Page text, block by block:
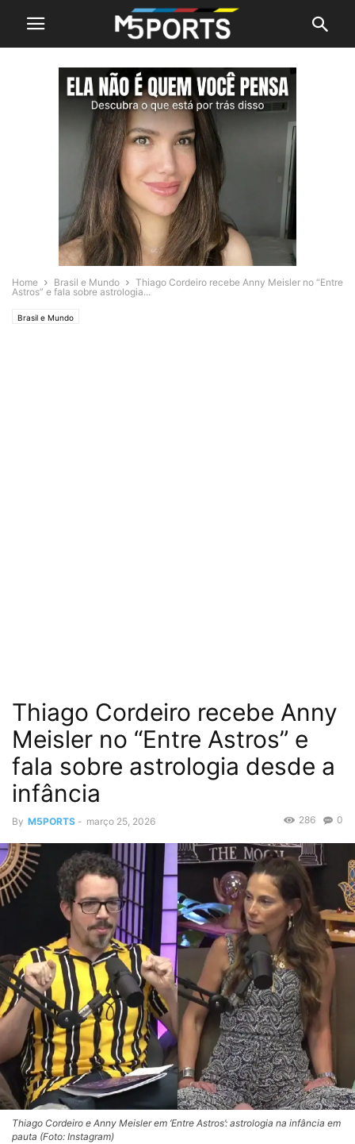
Home Brasil e Mundo
Thiago Cordeiro recebe Anny Meisler no “Entre
Astros” e fala sobre astrologia...
Brasil e Mundo
Thiago Cordeiro recebe Anny
Meisler no “Entre Astros” e
fala sobre astrologia desde a
infância
By M5PORTS - março 25, 2026 0
286
Thiago Cordeiro e Anny Meisler em ‘Entre Astros’: astrologia na infância em
pauta (Foto: Instagram)